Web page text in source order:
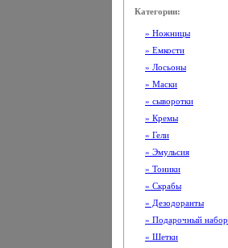
Категории:
» Ножницы
» Емкости
» Лосьоны
» Маски
» сыворотки
» Кремы
» Гели
» Эмульсия
» Тоники
» Скрабы
» Дезодоранты
» Подарочный набор
» Шетки